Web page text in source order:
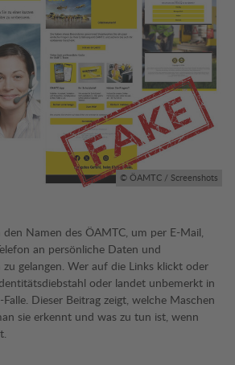
© ÖAMTC / Screenshots
Namen des ÖAMTC, um per E-Mail,
an persönliche Daten und
gelangen. Wer auf die Links klickt oder
oder landet unbemerkt in
Dieser Beitrag zeigt, welche Maschen
sie erkennt und was zu tun ist, wenn